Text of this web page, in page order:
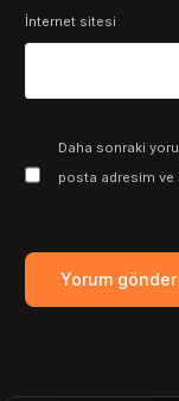
İnternet sitesi
Daha sonraki
posta adresim ve